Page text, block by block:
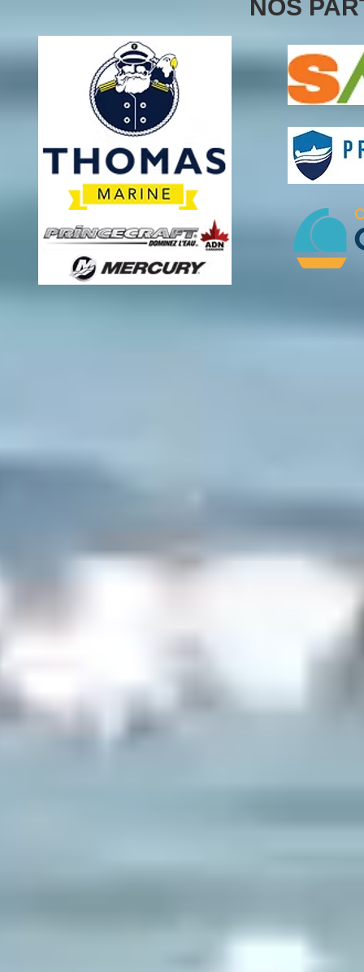
NOS